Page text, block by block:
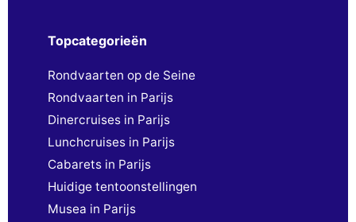
Topcategorieën
Rondvaarten op de Seine
Rondvaarten in Parijs
Dinercruises in Parijs
Lunchcruises in Parijs
Cabarets in Parijs
Huidige tentoonstellingen
Musea in Parijs